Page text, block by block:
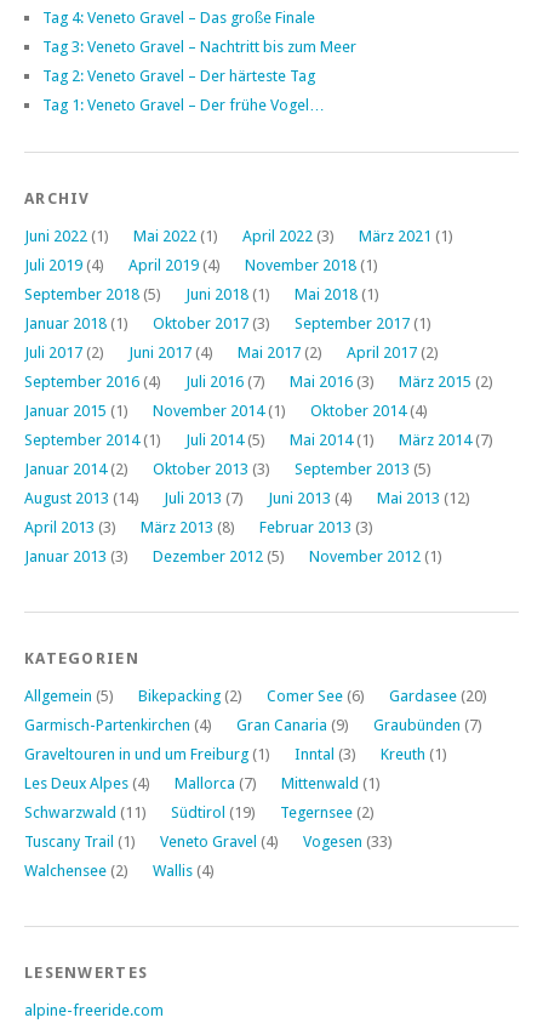
Tag 4: Veneto Gravel – Das große Finale
Tag 3: Veneto Gravel – Nachtritt bis zum Meer
Tag 2: Veneto Gravel – Der härteste Tag
Tag 1: Veneto Gravel – Der frühe Vogel…
ARCHIV
Juni 2022 (1) Mai 2022 (1) April 2022 (3) März 2021 (1)
Juli 2019 (4) April 2019 (4) November 2018 (1)
September 2018 (5) Juni 2018 (1) Mai 2018 (1)
Januar 2018 (1) Oktober 2017 (3) September 2017 (1)
Juli 2017 (2) Juni 2017 (4) Mai 2017 (2) April 2017 (2)
September 2016 (4) Juli 2016 (7) Mai 2016 (3) März 2015 (2)
Januar 2015 (1) November 2014(1) Oktober 2014(4)
September 2014(1) Juli 2014(5) Mai 2014(1) März 2014(7)
Januar 2014(2) Oktober 2013 (3) September 2013 (5)
August 2013 (14) Juli 2013 (7) Juni 2013 (4) Mai 2013 (12)
April 2013 (3) März 2013 (8) Februar 2013 (3)
Januar 2013 (3) Dezember 2012 (5) November 2012 (1)
KATEGORIEN
Allgemein (5) Bikepacking (2) Comer See (6) Gardasee (20)
Garmisch-Partenkirchen (4) Gran Canaria (9) Graubünden (7)
Graveltouren in und um Freiburg (1) Inntal (3) Kreuth (1)
Les Deux Alpes (4) Mallorca (7) Mittenwald (1)
Schwarzwald (11) Südtirol (19) Tegernsee (2)
Tuscany Trail (1) Veneto Gravel (4) Vogesen (33)
Walchensee (2) Wallis (4)
LESENWERTES
alpine-freeride.com